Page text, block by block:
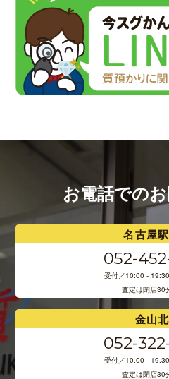
お電話での
名古屋
052-
受付／10:00 - 19:30
査定は閉店30
金山
052-
受付／10:00 - 19:30
査定は閉店30